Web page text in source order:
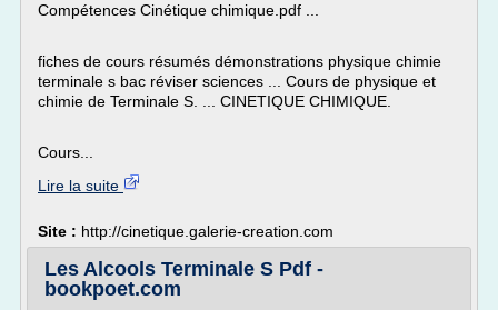
Compétences Cinétique chimique.pdf ...
fiches de cours résumés démonstrations physique chimie
terminale s bac réviser sciences ... Cours de physique et
chimie de Terminale S. ... CINETIQUE CHIMIQUE.
Cours...
Lire la suite
Site : http://cinetique.galerie-creation.com
Les Alcools Terminale S Pdf -
bookpoet.com